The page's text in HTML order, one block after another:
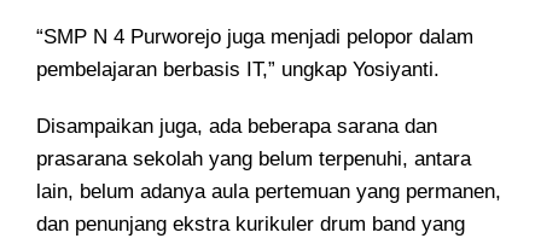
“SMP N 4 Purworejo juga menjadi pelopor dalam
pembelajaran berbasis IT,” ungkap Yosiyanti.
Disampaikan juga, ada beberapa sarana dan
prasarana sekolah yang belum terpenuhi, antara
lain, belum adanya aula pertemuan yang permanen,
dan penunjang ekstra kurikuler drum band yang